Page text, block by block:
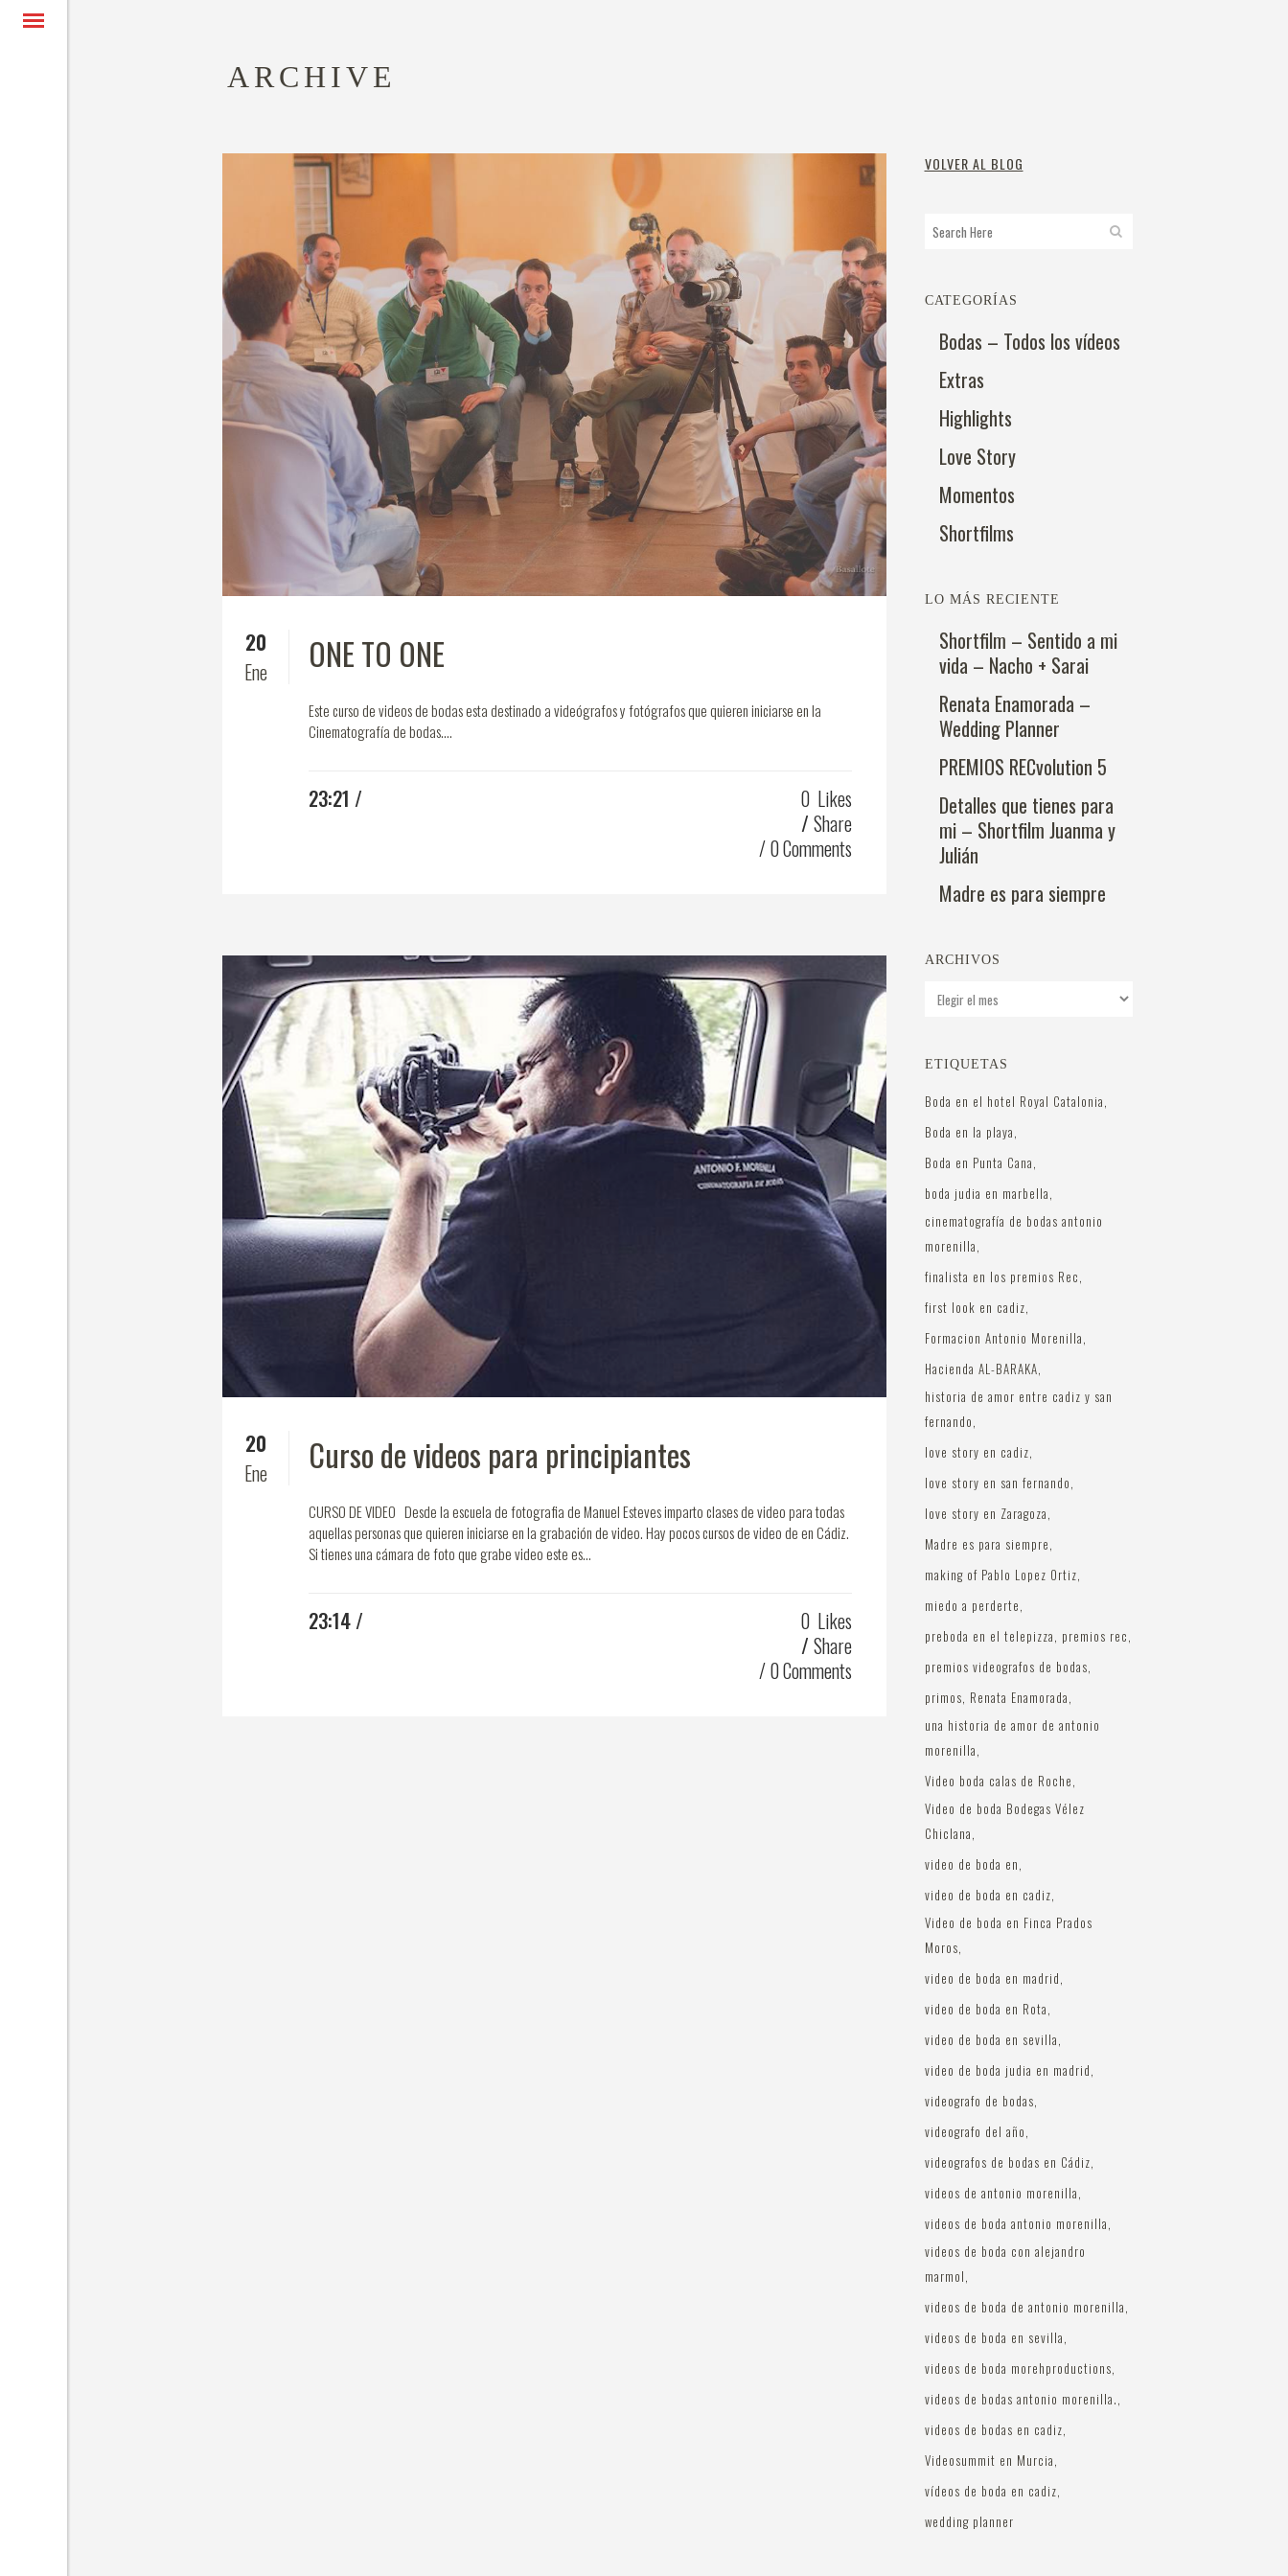
ARCHIVE
20
Ene ONE TO ONE
Este curso de videos de bodas esta destinado a videógrafos y fotógrafos que quieren iniciarse en la
Cinematografía de bodas....
23:21 / 0 Likes
Share
0 Comments
20
Ene Curso de videos para principiantes
CURSO DE VIDEO Desde la escuela de fotografia de Manuel Esteves imparto clases de video para todas
aquellas personas que quieren iniciarse en la grabación de video. Hay pocos cursos de video de en Cádiz.
Si tienes una cámara de foto que grabe video este es...
23:14 / 0 Likes
Share
0 Comments
VOLVER AL BLOG
CATEGORÍAS
Bodas – Todos los vídeos
Extras
Highlights
Love Story
Momentos
Shortfilms
LO MÁS RECIENTE
Shortfilm – Sentido a mi
vida – Nacho + Sarai
Renata Enamorada –
Wedding Planner
PREMIOS RECvolution 5
Detalles que tienes para
mi – Shortfilm Juanma y
Julián
Madre es para siempre
ARCHIVOS
Archivos
ETIQUETAS
Boda en el hotel Royal Catalonia
Boda en la playa
Boda en Punta Cana
boda judia en marbella
cinematografía de bodas antonio
morenilla
finalista en los premios Rec
first look en cadiz
Formacion Antonio Morenilla
Hacienda AL-BARAKA
historia de amor entre cadiz y san
fernando
love story en cadiz
love story en san fernando
love story en Zaragoza
Madre es para siempre
making of Pablo Lopez Ortiz
miedo a perderte
preboda en el telepizza premios rec
premios videografos de bodas
primos Renata Enamorada
una historia de amor de antonio
morenilla
Video boda calas de Roche
Video de boda Bodegas Vélez
Chiclana
video de boda en
video de boda en cadiz
Video de boda en Finca Prados
Moros
video de boda en madrid
video de boda en Rota
video de boda en sevilla
video de boda judia en madrid
videografo de bodas
videografo del año
videografos de bodas en Cádiz
videos de antonio morenilla
videos de boda antonio morenilla
videos de boda con alejandro
marmol
videos de boda de antonio morenilla
videos de boda en sevilla
videos de boda morehproductions
videos de bodas antonio morenilla.
videos de bodas en cadiz
Videosummit en Murcia
vídeos de boda en cadiz
wedding planner